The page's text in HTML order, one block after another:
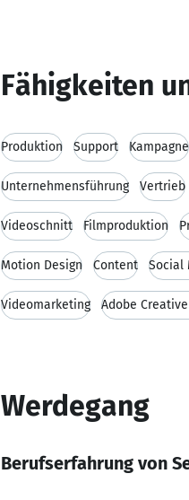
Fähigkeiten
Produktion Support Kampagne
Unternehmensführung Vertrieb
Videoschnitt Filmproduktion
Motion Design Content Social
Videomarketing Adobe
Werdegang
Berufserfahrung von